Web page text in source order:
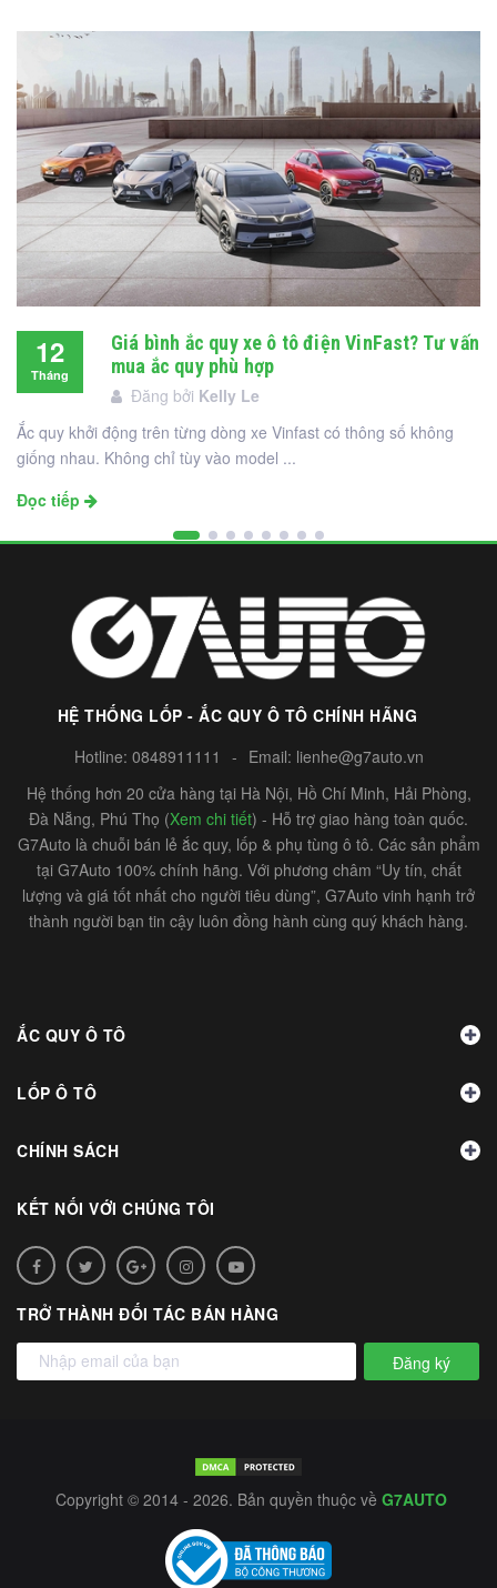
12
Tháng
Giá bình ắc quy xe ô tô điện VinFast? Tư vấn
mua ắc quy phù hợp
Đăng bởi Kelly Le
Ắc quy khởi động trên từng dòng xe Vinfast có thông số không
giống nhau. Không chỉ tùy vào model ...
Đọc tiếp
HỆ THỐNG LỐP - ẮC QUY Ô TÔ CHÍNH HÃNG
Hotline: 0848911111 - Email: lienhe@g7auto.vn
Hệ thống hơn 20 cửa hàng tại Hà Nội, Hồ Chí Minh, Hải Phòng,
Đà Nẵng, Phú Thọ (Xem chi tiết) - Hỗ trợ giao hàng toàn quốc.
G7Auto là chuỗi bán lẻ ắc quy, lốp & phụ tùng ô tô. Các sản phẩm
tại G7Auto 100% chính hãng. Với phương châm “Uy tín, chất
lượng và giá tốt nhất cho người tiêu dùng”, G7Auto vinh hạnh trở
thành người bạn tin cậy luôn đồng hành cùng quý khách hàng.
ẮC QUY Ô TÔ
LỐP Ô TÔ
CHÍNH SÁCH
KẾT NỐI VỚI CHÚNG TÔI
TRỞ THÀNH ĐỐI TÁC BÁN HÀNG
Đăng ký
Copyright © 2014 - 2026. Bản quyền thuộc về G7AUTO